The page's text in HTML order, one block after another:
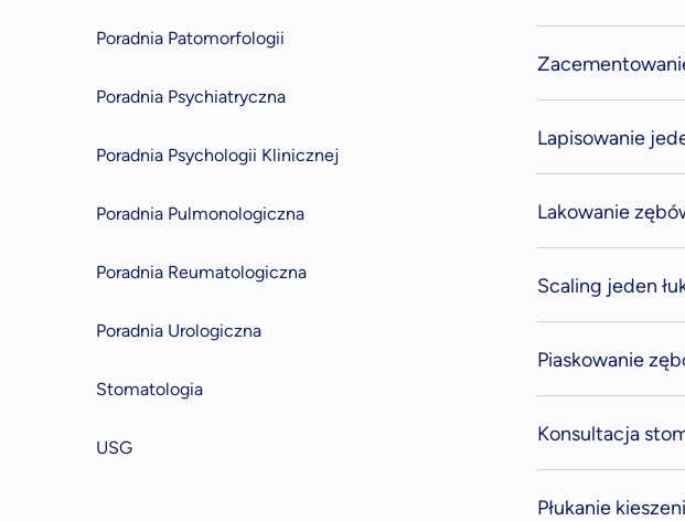
Poradnia Patomorfologii
Poradnia Psychiatryczna
Poradnia Psychologii Klinicznej
Poradnia Pulmonologiczna
Poradnia Reumatologiczna
Poradnia Urologiczna
Stomatologia
USG
Lapisowanie
Lakowanie
Scaling jeden
Piaskowanie
Konsultacja
Płukanie